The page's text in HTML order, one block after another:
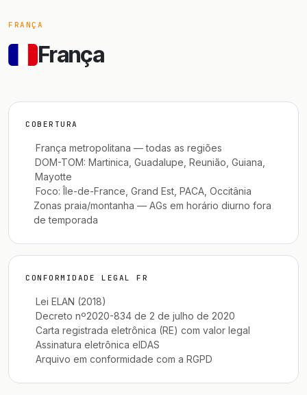
FRANÇA
França
COBERTURA
França metropolitana — todas as regiões
DOM-TOM: Martinica, Guadalupe, Reunião, Guiana,
Mayotte
Foco: Île-de-France, Grand Est, PACA, Occitânia
Zonas praia/montanha — AGs em horário diurno fora
de temporada
CONFORMIDADE LEGAL FR
Lei ELAN (2018)
Decreto nº2020-834 de 2 de julho de 2020
Carta registrada eletrônica (RE) com valor legal
Assinatura eletrônica eIDAS
Arquivo em conformidade com a RGPD